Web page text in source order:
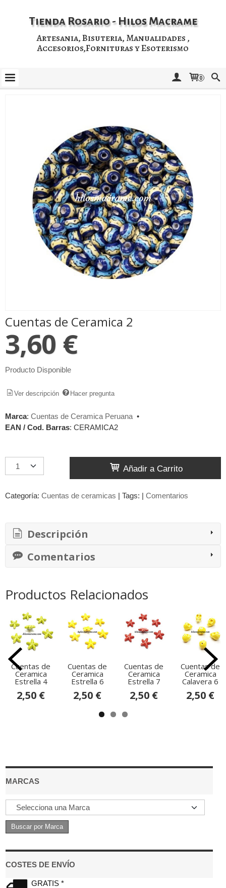
Tienda Rosario - Hilos Macrame
Artesania, Bisuteria, Manualidades ,
Accesorios,Fornituras y Esoterismo
0
MARCAS
COSTES DE ENVÍO
GRATIS *
Cuentas de Ceramica 2
3,60 €
Producto Disponible
Ver descripción Hacer pregunta
Marca: Cuentas de Ceramica Peruana •
EAN / Cod. Barras: CERAMICA2
Añadir a Carrito
Categoría: Cuentas de ceramicas | Tags: | Comentarios
Descripción
Comentarios
Productos Relacionados
Cuentas de
Ceramica
Estrella 4
2,50 €
Cuentas de
Ceramica
Estrella 6
2,50 €
Cuentas de
Ceramica
Estrella 7
2,50 €
Cuentas de
Ceramica
Calavera 6
2,50 €